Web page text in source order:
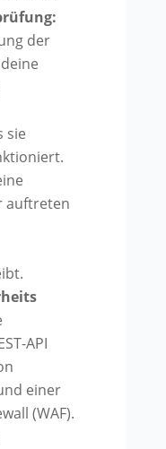
der
sie
auftreten
API
einer
(WAF).